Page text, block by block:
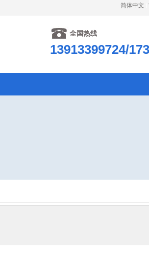
简体中文
全国热线
13913399724/